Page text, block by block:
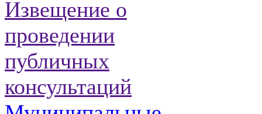
Извещение о
проведении
публичных
консультаций